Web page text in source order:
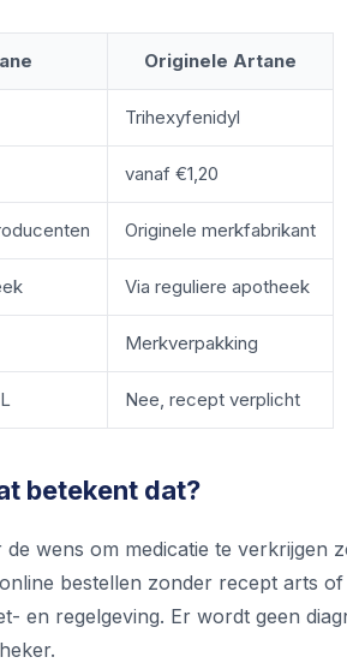
Originele Artane
Trihexyfenidyl
vanaf €1,20
Originele merkfabrikant
Via reguliere apotheek
Merkverpakking
Nee, recept verplicht
betekent dat?
wens om medicatie te verkrijgen
bestellen zonder recept arts
en regelgeving. Er wordt geen